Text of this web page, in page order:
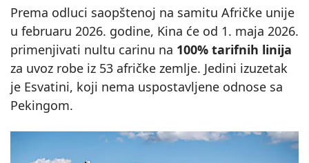
Prema odluci saopštenoj na samitu Afričke unije
u februaru 2026. godine, Kina će od 1. maja 2026.
primenjivati nultu carinu na 100% tarifnih linija
za uvoz robe iz 53 afričke zemlje. Jedini izuzetak
je Esvatini, koji nema uspostavljene odnose sa
Pekingom.